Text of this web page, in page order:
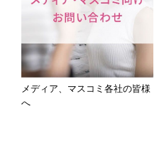
メディア、マスコミ各社の皆様
へ